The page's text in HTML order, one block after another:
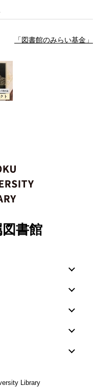
「図書館のみらい基金」
書館
Library